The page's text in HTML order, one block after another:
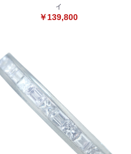
ィ
￥139,800